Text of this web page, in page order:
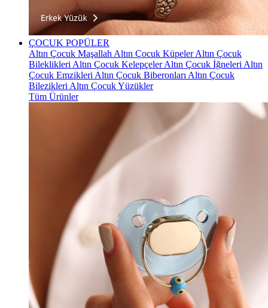
ÇOCUK POPÜLER
Altın Çocuk Maşallah Altın Çocuk KüpelerAltın Çocuk
Bileklikleri Altın Çocuk KelepçelerAltın Çocuk İğneleri Altın
Çocuk Emzikleri Altın Çocuk Biberonları Altın Çocuk
Bilezikleri Altın Çocuk Yüzükler
Tüm Ürünler